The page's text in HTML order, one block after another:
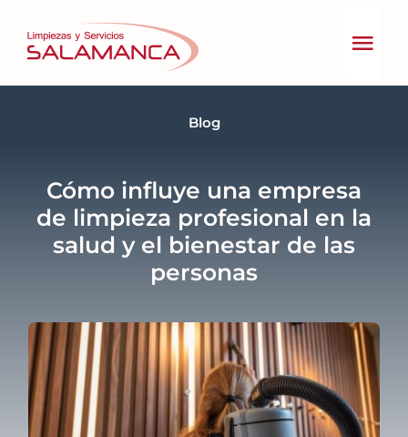
content
Inicio
Quiénes somos
Servicios
Gestión Responsable
Blog
Cómo influye una empresa
de limpieza profesional en la
salud y el bienestar de las
personas